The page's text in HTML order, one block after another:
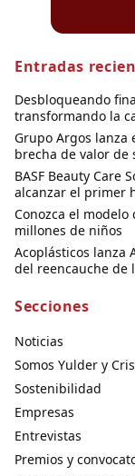
Entradas
Desbloqueando
transformando la
Grupo Argos lanza
brecha de valor de
BASF Beauty Care
alcanzar el primer
Conozca el
millones de niños
Acoplásticos lanza
del reencauche de
Secciones
Noticias
Somos Yulder y Cris
Sostenibilidad
Empresas
Entrevistas
Premios y